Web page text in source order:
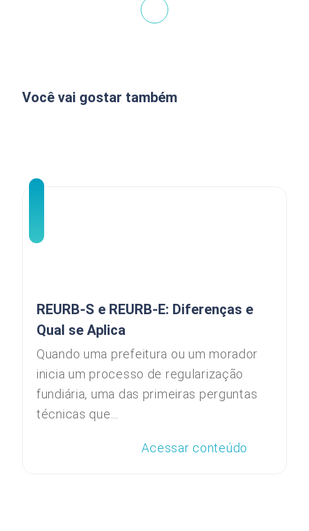
Você vai gostar também
REURB-S e REURB-E: Diferenças e
Qual se Aplica
Quando uma prefeitura ou um morador
inicia um processo de regularização
fundiária, uma das primeiras perguntas
técnicas que...
Acessar conteúdo